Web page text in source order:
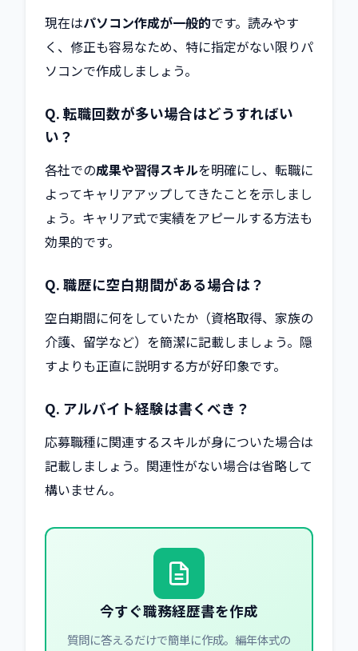
現在はパソコン作成が一般的です。読みやす
く、修正も容易なため、特に指定がない限りパ
ソコンで作成しましょう。
Q. 転職回数が多い場合はどうすればい
い？
各社での成果や習得スキルを明確にし、転職に
よってキャリアアップしてきたことを示しまし
ょう。キャリア式で実績をアピールする方法も
効果的です。
Q. 職歴に空白期間がある場合は？
空白期間に何をしていたか（資格取得、家族の
介護、留学など）を簡潔に記載しましょう。隠
すよりも正直に説明する方が好印象です。
Q. アルバイト経験は書くべき？
応募職種に関連するスキルが身についた場合は
記載しましょう。関連性がない場合は省略して
構いません。
今すぐ職務経歴書を作成
質問に答えるだけで簡単に作成。編年体式の